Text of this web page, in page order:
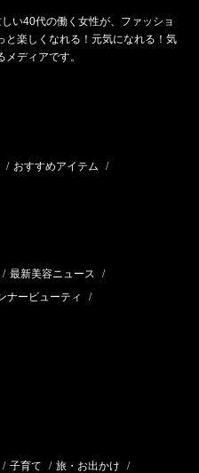
い40代の働く女性が、ファッショ
楽しくなれる！元気になれる！気
ディアです。
/ おすすめアイテム /
/ 最新美容ニュース /
ナービューティ /
/ 子育て / 旅・お出かけ /